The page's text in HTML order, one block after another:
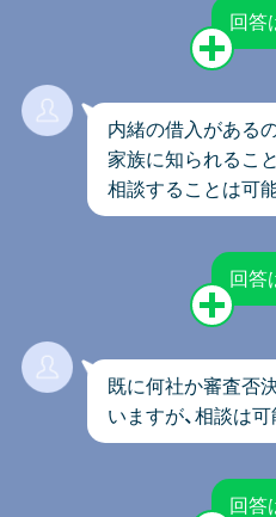
回答
内緒の借入があるの
家族に知られるこ
相談することは可
回答
既に何社か審査否
いますが、 相談は可
回答